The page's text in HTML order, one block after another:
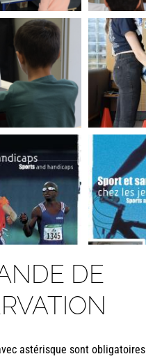
DE
astérisque sont obligatoires